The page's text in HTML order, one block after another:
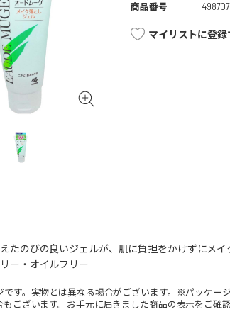
商品番号
マイリストに登録
たのびの良いジェルが、肌に負担をかけずにメ
ー・オイルフリー
す。実物とは異なる場合がございます。※パッケー
もございます。お手元に届きました商品の表示をご確